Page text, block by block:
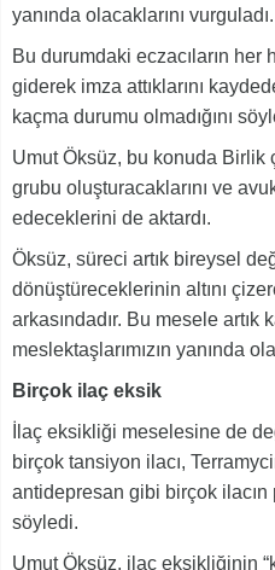
yanında olacaklarını vurguladı.
Bu durumdaki eczacıların
giderek imza attıklarını
kaçma durumu olmadığını
Umut Öksüz, bu konuda Birlik
grubu oluşturacaklarını ve
edeceklerini de aktardı.
Öksüz, süreci artık bireysel
dönüştüreceklerinin altını
arkasındadır. Bu mesele artık
meslektaşlarımızın yanında
Birçok ilaç eksik
İlaç eksikliği meselesine de
birçok tansiyon ilacı,
antidepresan gibi birçok
söyledi.
Umut Öksüz, ilaç eksikliğinin